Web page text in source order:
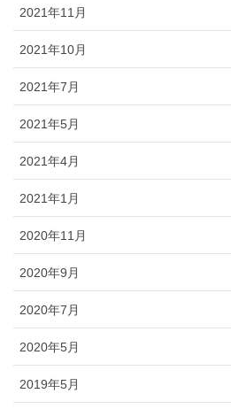
2021年11月
2021年10月
2021年7月
2021年5月
2021年4月
2021年1月
2020年11月
2020年9月
2020年7月
2020年5月
2019年5月